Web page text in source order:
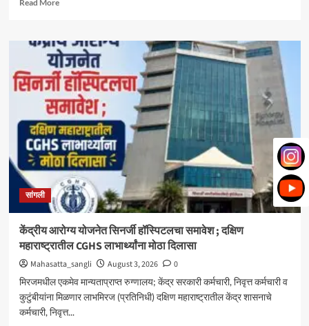
Read More
मिरज
पंचायत
समितीत
महायुतीचा
झेंडा;
सभापतीपदी
राणी
भोरे,
उपसभापतीपदी
ललिता
शेजूळ
बिनविरोध
सांगली
केंद्रीय आरोग्य योजनेत सिनर्जी हॉस्पिटलचा समावेश ; दक्षिण
महाराष्ट्रातील CGHS लाभार्थ्यांना मोठा दिलासा
Mahasatta_sangli August 3, 2026
0
मिरजमधील एकमेव मान्यताप्राप्त रुग्णालय; केंद्र सरकारी कर्मचारी, निवृत्त कर्मचारी व
कुटुंबीयांना मिळणार लाभमिरज (प्रतिनिधी) दक्षिण महाराष्ट्रातील केंद्र शासनाचे
कर्मचारी, निवृत्त...